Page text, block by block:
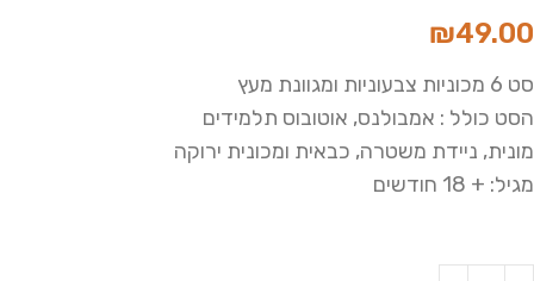
₪49.00
סט 6 מכוניות צבעוניות ומגוונת מעץ
הסט כולל : אמבולנס, אוטובוס תלמידים
מונית, ניידת משטרה, כבאית ומכונית ירוקה
מגיל: + 18 חודשים